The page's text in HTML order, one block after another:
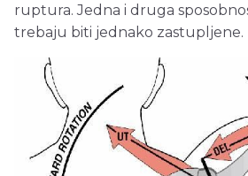
ruptura. Jedna i druga
trebaju biti jednako zastupljene.